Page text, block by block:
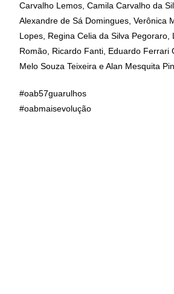
Carvalho Lemos, Camila Carvalho da
Alexandre de Sá Domingues, Verônica
Lopes, Regina Celia da Silva Pegoraro,
Romão, Ricardo Fanti, Eduardo Ferrari
Melo Souza Teixeira e Alan Mesquita
#oab57guarulhos
#oabmaisevolução